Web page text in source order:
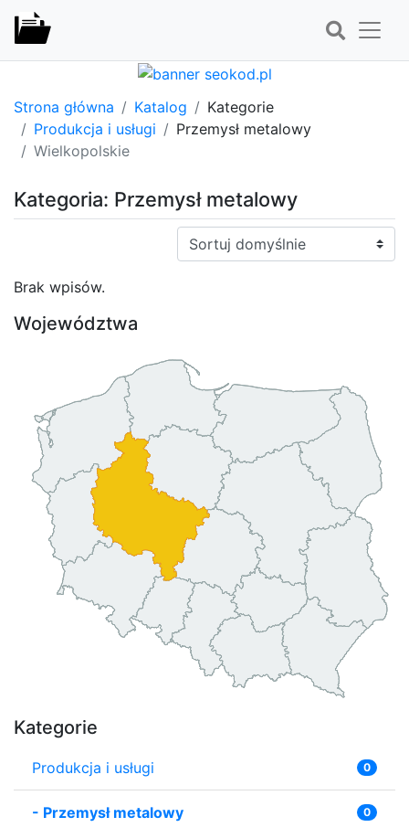
Strona główna Katalog
Kategorie
Produkcja i usługi
Przemysł metalowy
Wielkopolskie
Kategoria: Przemysł metalowy
Sortuj:
Brak wpisów.
Województwa
Kategorie
Produkcja i usługi 0
- Przemysł metalowy 0